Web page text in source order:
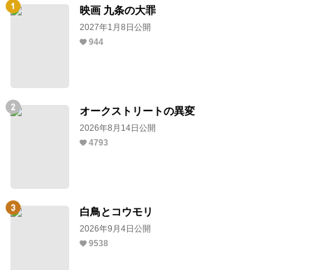
映画 九条の大罪
2027年1月8日公開
944
オークストリートの異変
2026年8月14日公開
4793
白鳥とコウモリ
2026年9月4日公開
9538